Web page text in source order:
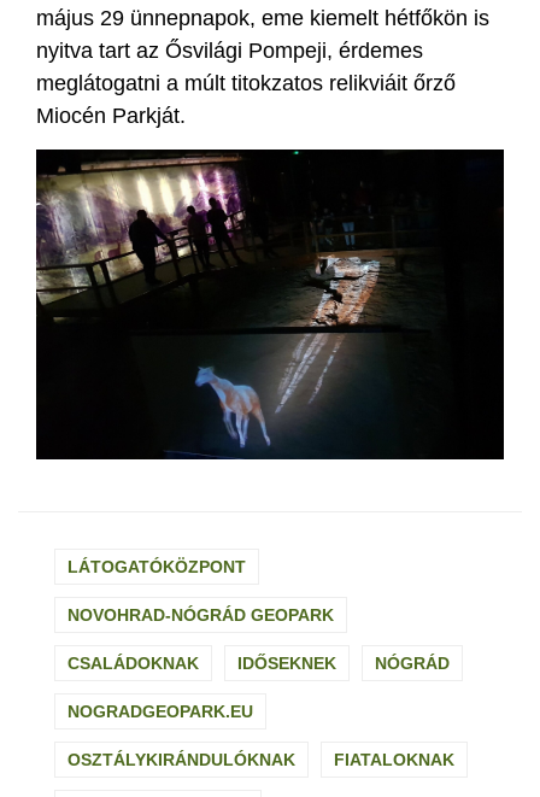
május 29 ünnepnapok, eme kiemelt hétfőkön is
nyitva tart az Ősvilági Pompeji, érdemes
meglátogatni a múlt titokzatos relikviáit őrző
Miocén Parkját.
LÁTOGATÓKÖZPONT
NOVOHRAD-NÓGRÁD GEOPARK
CSALÁDOKNAK IDŐSEKNEK NÓGRÁD
NOGRADGEOPARK.EU
OSZTÁLYKIRÁNDULÓKNAK FIATALOKNAK